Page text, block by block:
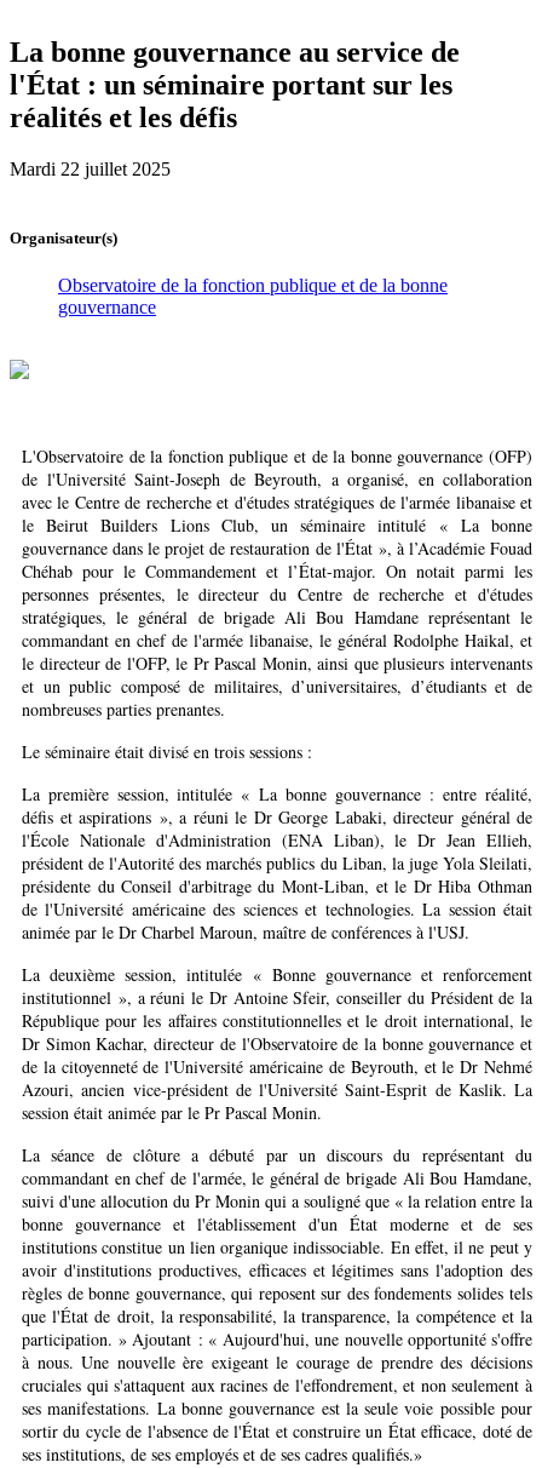
La bonne gouvernance au service de
l'État : un séminaire portant sur les
réalités et les défis
Mardi 22 juillet 2025
Organisateur(s)
Observatoire de la fonction publique et de la bonne
gouvernance
L'Observatoire de la fonction publique et de la bonne gouvernance (OFP)
de l'Université Saint-Joseph de Beyrouth, a organisé, en collaboration
avec le Centre de recherche et d'études stratégiques de l'armée libanaise et
le Beirut Builders Lions Club, un séminaire intitulé « La bonne
gouvernance dans le projet de restauration de l'État », à l’Académie Fouad
Chéhab pour le Commandement et l’État-major. On notait parmi les
personnes présentes, le directeur du Centre de recherche et d'études
stratégiques, le général de brigade Ali Bou Hamdane représentant le
commandant en chef de l'armée libanaise, le général Rodolphe Haikal, et
le directeur de l'OFP, le Pr Pascal Monin, ainsi que plusieurs intervenants
et un public composé de militaires, d’universitaires, d’étudiants et de
nombreuses parties prenantes.
Le séminaire était divisé en trois sessions :
La première session, intitulée « La bonne gouvernance : entre réalité,
défis et aspirations », a réuni le Dr George Labaki, directeur général de
l'École Nationale d'Administration (ENA Liban), le Dr Jean Ellieh,
président de l'Autorité des marchés publics du Liban, la juge Yola Sleilati,
présidente du Conseil d'arbitrage du Mont-Liban, et le Dr Hiba Othman
de l'Université américaine des sciences et technologies. La session était
animée par le Dr Charbel Maroun, maître de conférences à l'USJ.
La deuxième session, intitulée « Bonne gouvernance et renforcement
institutionnel », a réuni le Dr Antoine Sfeir, conseiller du Président de la
République pour les affaires constitutionnelles et le droit international, le
Dr Simon Kachar, directeur de l'Observatoire de la bonne gouvernance et
de la citoyenneté de l'Université américaine de Beyrouth, et le Dr Nehmé
Azouri, ancien vice-président de l'Université Saint-Esprit de Kaslik. La
session était animée par le Pr Pascal Monin.
La séance de clôture a débuté par un discours du représentant du
commandant en chef de l'armée, le général de brigade Ali Bou Hamdane,
suivi d'une allocution du Pr Monin qui a souligné que « la relation entre la
bonne gouvernance et l'établissement d'un État moderne et de ses
institutions constitue un lien organique indissociable. En effet, il ne peut y
avoir d'institutions productives, efficaces et légitimes sans l'adoption des
règles de bonne gouvernance, qui reposent sur des fondements solides tels
que l'État de droit, la responsabilité, la transparence, la compétence et la
participation. » Ajoutant : « Aujourd'hui, une nouvelle opportunité s'offre
à nous. Une nouvelle ère exigeant le courage de prendre des décisions
cruciales qui s'attaquent aux racines de l'effondrement, et non seulement à
ses manifestations. La bonne gouvernance est la seule voie possible pour
sortir du cycle de l'absence de l'État et construire un État efficace, doté de
ses institutions, de ses employés et de ses cadres qualifiés.»